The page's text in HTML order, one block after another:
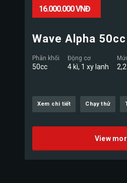
16.000.000 VNĐ
Wave Alpha 50cc
Phân khối
50cc
Động cơ
4 kì, 1 xy lanh
Xem chi tiết Chạy thử
View